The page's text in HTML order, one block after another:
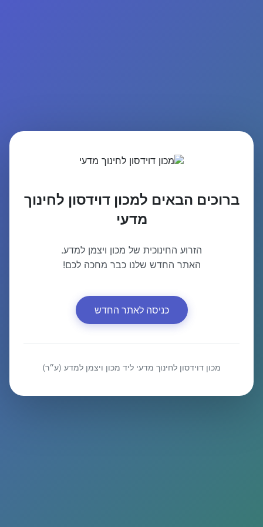
ברוכים הבאים למכון דוידסון לחינוך
מדעי
הזרוע החינוכית של מכון ויצמן למדע.
האתר החדש שלנו כבר מחכה לכם!
כניסה לאתר החדש
מכון דוידסון לחינוך מדעי ליד מכון ויצמן למדע (ע״ר)